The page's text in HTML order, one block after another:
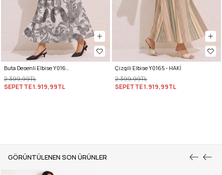
GÖRÜNTÜLENEN SON ÜRÜNLER
2.399,99TL
SEPETTE1.919,99TL
Çizgili Elbise Y0165 - HAKİ
2.399,99TL
SEPETTE1.919,99TL